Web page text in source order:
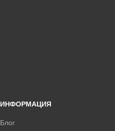
ИНФОРМАЦИЯ
Блог